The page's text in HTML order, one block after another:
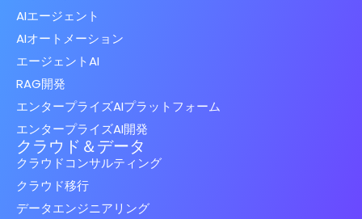
AIエージェント
AIオートメーション
エージェントAI
RAG開発
エンタープライズAIプラットフォーム
エンタープライズAI開発
クラウド＆データ
クラウドコンサルティング
クラウド移行
データエンジニアリング